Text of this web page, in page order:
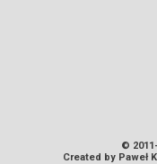
©
Created by Paweł